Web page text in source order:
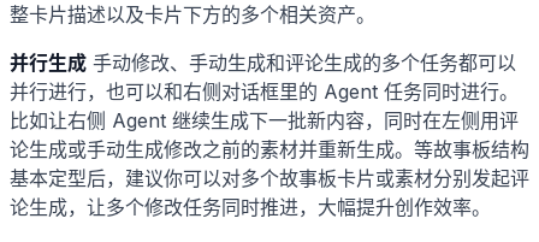
整卡片描述以及卡片下方的多个相关资产。
并行生成 手动修改、手动生成和评论生成的多个任务都可以
并行进行，也可以和右侧对话框里的 Agent 任务同时进行。
比如让右侧 Agent 继续生成下一批新内容，同时在左侧用评
论生成或手动生成修改之前的素材并重新生成。等故事板结构
基本定型后，建议你可以对多个故事板卡片或素材分别发起评
论生成，让多个修改任务同时推进，大幅提升创作效率。